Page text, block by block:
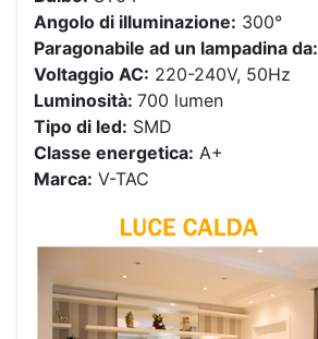
Angolo di illuminazione: 300°
Paragonabile ad un lampadina da:
Voltaggio AC: 220-240V, 50Hz
Luminosità: 700 lumen
Tipo di led: SMD
Classe energetica: A+
Marca: V-TAC